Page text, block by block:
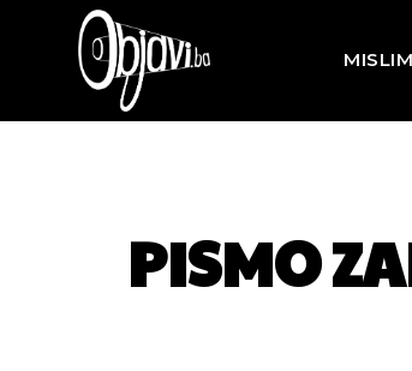
PISMO